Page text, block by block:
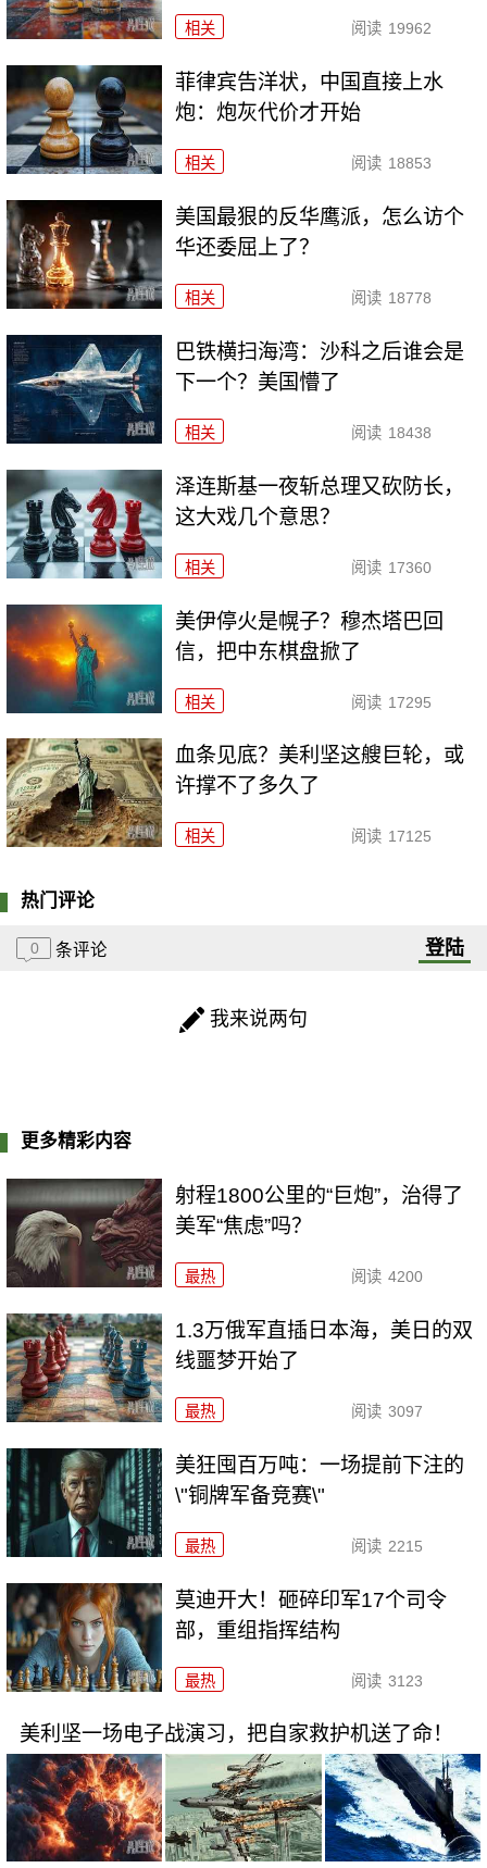
相关 阅读 19962
菲律宾告洋状，中国直接上水
炮：炮灰代价才开始
相关 阅读 18853
美国最狠的反华鹰派，怎么访个
华还委屈上了？
相关 阅读 18778
巴铁横扫海湾：沙科之后谁会是
下一个？美国懵了
相关 阅读 18438
泽连斯基一夜斩总理又砍防长，
这大戏几个意思？
相关 阅读 17360
美伊停火是幌子？穆杰塔巴回
信，把中东棋盘掀了
相关 阅读 17295
血条见底？美利坚这艘巨轮，或
许撑不了多久了
相关 阅读 17125
热门评论
0 条评论 登陆
我来说两句
更多精彩内容
射程1800公里的“巨炮”，治得了
美军“焦虑”吗？
最热 阅读 4200
1.3万俄军直插日本海，美日的双
线噩梦开始了
最热 阅读 3097
美狂囤百万吨：一场提前下注的
\"铜牌军备竞赛\"
最热 阅读 2215
莫迪开大！砸碎印军17个司令
部，重组指挥结构
最热 阅读 3123
美利坚一场电子战演习，把自家救护机送了命！